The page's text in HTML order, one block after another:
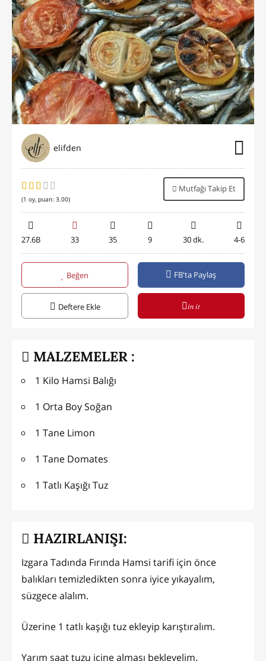
elifden
(1 oy, puan: 3.00)
Mutfağı Takip Et
27.6B 33 35 9 30 dk. 4-6
Beğen FB'ta Paylaş
Deftere Ekle in it
MALZEMELER :
1 Kilo Hamsi Balığı
1 Orta Boy Soğan
1 Tane Limon
1 Tane Domates
1 Tatlı Kaşığı Tuz
HAZIRLANIŞI:
Izgara Tadında Fırında Hamsi tarifi için önce
balıkları temizledikten sonra iyice yıkayalım,
süzgece alalım.
Üzerine 1 tatlı kaşığı tuz ekleyip karıştıralım.
Yarım saat tuzu içine alması bekleyelim.